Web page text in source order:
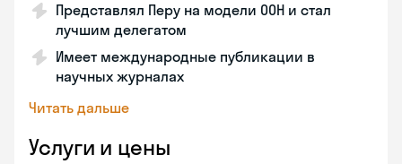
Представлял Перу на модели ООН и стал
лучшим делегатом
Имеет международные публикации в
научных журналах
Читать дальше
Услуги и цены